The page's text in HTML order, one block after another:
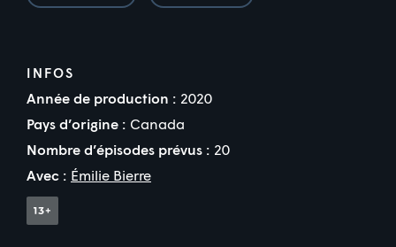
INFOS
Année de production : 2020
Pays d’origine : Canada
Nombre d’épisodes prévus : 20
Avec : Émilie Bierre